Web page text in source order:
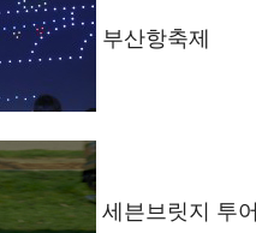
부산항축제
세븐브릿지 투어